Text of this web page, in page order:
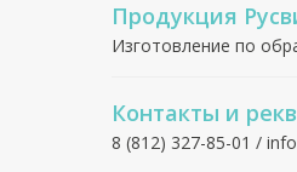
Продукция
Изготовление по
Контакты и
8 (812) 327-85-01 /